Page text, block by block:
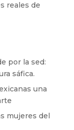
reales de
por la sed:
sáfica.
una
mujeres del